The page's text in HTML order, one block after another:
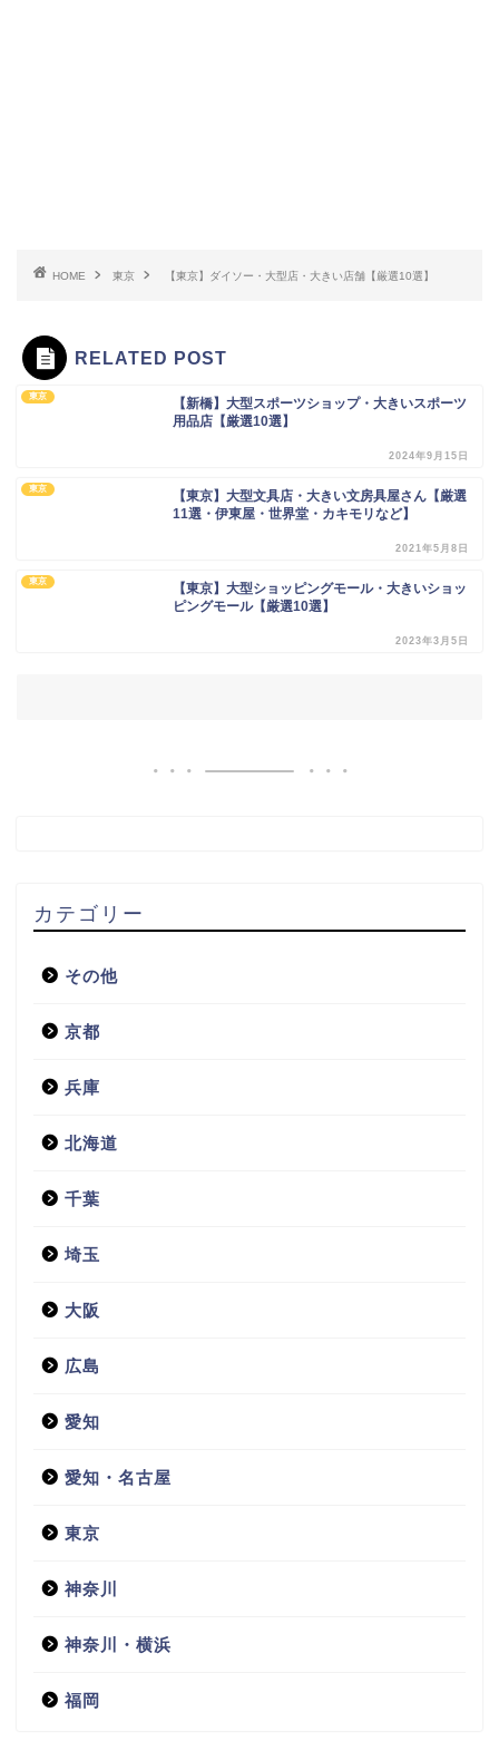
HOME 東京 【東京】ダイソー・大型店・大きい店舗【厳選10選】
RELATED POST
東京
【新橋】大型スポーツショップ・大きいスポーツ
用品店【厳選10選】
2024年9月15日
東京
【東京】大型文具店・大きい文房具屋さん【厳選
11選・伊東屋・世界堂・カキモリなど】
2021年5月8日
東京
【東京】大型ショッピングモール・大きいショッ
ピングモール【厳選10選】
2023年3月5日
カテゴリー
その他
京都
兵庫
北海道
千葉
埼玉
大阪
広島
愛知
愛知・名古屋
東京
神奈川
神奈川・横浜
福岡